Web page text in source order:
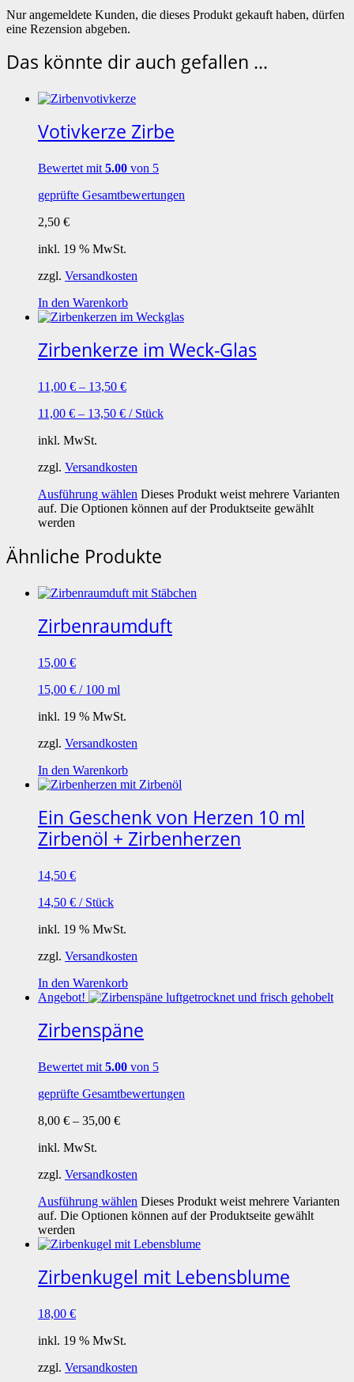
Nur angemeldete Kunden, die dieses Produkt gekauft haben, dürfen
eine Rezension abgeben.
Das könnte dir auch gefallen …
Votivkerze Zirbe
Bewertet mit 5.00 von 5
geprüfte Gesamtbewertungen
2,50 €
inkl. 19 % MwSt.
zzgl. Versandkosten
In den Warenkorb
Zirbenkerze im Weck-Glas
11,00 € – 13,50 €
11,00 € – 13,50 € / Stück
inkl. MwSt.
zzgl. Versandkosten
Ausführung wählen Dieses Produkt weist mehrere Varianten
auf. Die Optionen können auf der Produktseite gewählt
werden
Ähnliche Produkte
Zirbenraumduft
15,00 €
15,00 € / 100 ml
inkl. 19 % MwSt.
zzgl. Versandkosten
In den Warenkorb
Ein Geschenk von Herzen 10 ml
Zirbenöl + Zirbenherzen
14,50 €
14,50 € / Stück
inkl. 19 % MwSt.
zzgl. Versandkosten
In den Warenkorb
Angebot!
Zirbenspäne
Bewertet mit 5.00 von 5
geprüfte Gesamtbewertungen
8,00 € – 35,00 €
inkl. MwSt.
zzgl. Versandkosten
Ausführung wählen Dieses Produkt weist mehrere Varianten
auf. Die Optionen können auf der Produktseite gewählt
werden
Zirbenkugel mit Lebensblume
18,00 €
inkl. 19 % MwSt.
zzgl. Versandkosten